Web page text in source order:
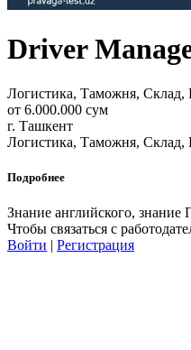
Driver
Логистика, Таможня,
от 6.000.000 сум
г. Ташкент
Логистика, Таможня,
Подробнее
Знание английского, знание
Чтобы связаться с
Войти | Регистрация